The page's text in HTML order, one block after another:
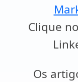
Clique
Os